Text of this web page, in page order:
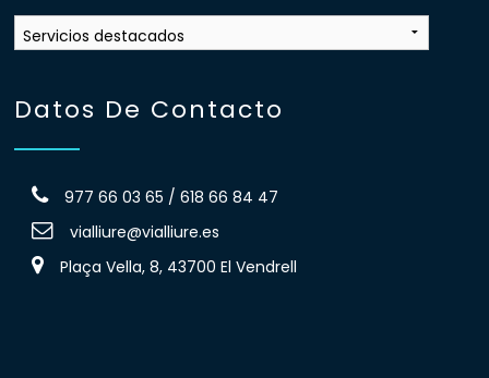
Datos De Contacto
977 66 03 65 / 618 66 84 47
vialliure@vialliure.es
Plaça Vella, 8, 43700 El Vendrell